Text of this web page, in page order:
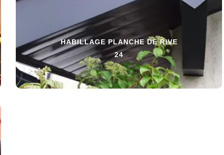
HABILLAGE PLANCHE DE RIVE
24